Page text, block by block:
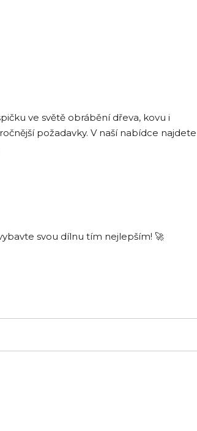
ve světě obrábění dřeva, kovu i
požadavky. V naší nabídce najdete
svou dílnu tím nejlepším! 🚀